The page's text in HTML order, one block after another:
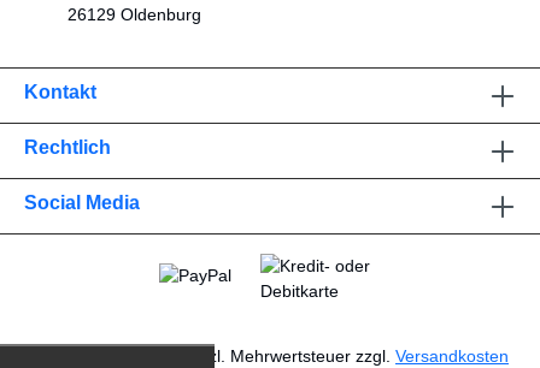
26129 Oldenburg
Kontakt
Rechtlich
Social Media
* Alle Preise exkl. gesetzl. Mehrwertsteuer zzgl. Versandkosten